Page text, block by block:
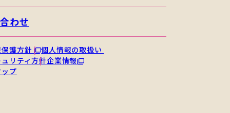
わせ
保護方針
個人情報の取扱い
リティ方針企業情報
プ